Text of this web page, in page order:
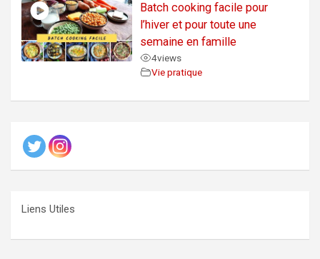
Batch cooking facile pour
l’hiver et pour toute une
semaine en famille
4views
Vie pratique
Liens Utiles